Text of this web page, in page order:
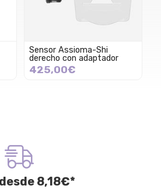
Sensor Assioma-Shi
derecho con adaptador
425,00€
8,18€*